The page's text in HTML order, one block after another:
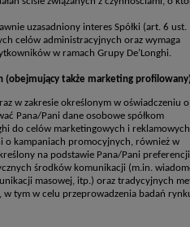
uzasadniony interes Spółki (art. 6 ust.
celów administracyjnych oraz wymaga
w ramach Grupy De’Longhi.
także marketing
w zakresie określonym w oświadczeniu o
Pana/Pani dane osobowe spółkom
do celów marketingowych i reklamowych
o kampaniach promocyjnych, również w
na podstawie Pana/Pani
środków komunikacji (m.in.
masowej, itp.) oraz tradycyjnych
w tym w celu przeprowadzenia badań